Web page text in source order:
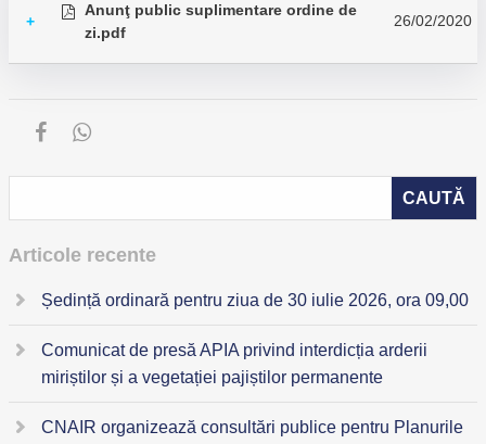
+
Anunţ public suplimentare ordine de
zi.pdf
26/02/2020
Articole recente
Ședință ordinară pentru ziua de 30 iulie 2026, ora 09,00
Comunicat de presă APIA privind interdicția arderii
miriștilor și a vegetației pajiștilor permanente
CNAIR organizează consultări publice pentru Planurile